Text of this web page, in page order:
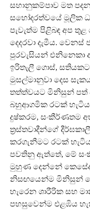
සහානුකම්පාව මත
සහෝදරත්වයේ මූලික
පැවැත්ම පිළිබඳ අප
දෙදරවා දැමීය.
පුරවැසියන් එනිනෙකා
ඉරිතැලී ගොස්,
මුසල්මානුවා දෙස
තත්ත්වයට මිනිසුන් පත්
බහුආගමික රටක්
දුෂ්කරම, සංකීර්ණතම
ත්‍රස්තවාදීන්ගේ
කරගැනීමට රටක්
පවතිනු ඇත්තේ, මේ
මුහුණ දෙන්නේ
නිසඟයෙන්ම මිනිසුන්
හැරෙන ශාරීරික සහ
පහසුවෙන්ම එළඹිය